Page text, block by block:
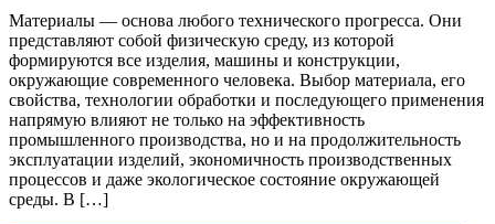
Материалы — основа любого технического прогресса. Они
представляют собой физическую среду, из которой
формируются все изделия, машины и конструкции,
окружающие современного человека. Выбор материала, его
свойства, технологии обработки и последующего применения
напрямую влияют не только на эффективность
промышленного производства, но и на продолжительность
эксплуатации изделий, экономичность производственных
процессов и даже экологическое состояние окружающей
среды. В […]